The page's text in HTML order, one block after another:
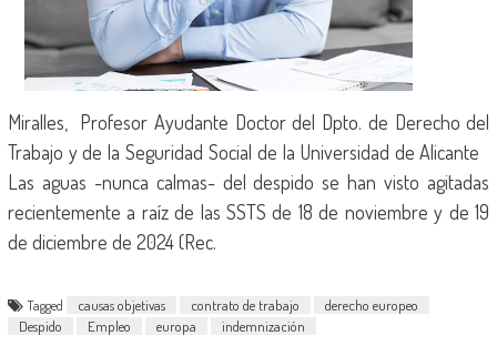
Miralles, Profesor Ayudante Doctor del Dpto. de Derecho del
Trabajo y de la Seguridad Social de la Universidad de Alicante
Las aguas -nunca calmas- del despido se han visto agitadas
recientemente a raíz de las SSTS de 18 de noviembre y de 19
de diciembre de 2024 (Rec.
Tagged causas objetivas contrato de trabajo
derecho europeo
Despido
Empleo europa indemnización